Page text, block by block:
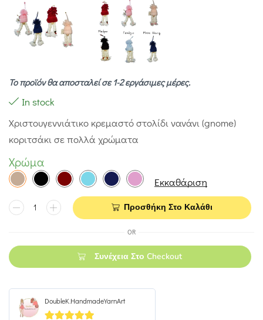
Το προϊόν θα αποσταλεί σε 1-2 εργάσιμες μέρες.
In stock
Χριστουγεννιάτικο κρεμαστό στολίδι νανάνι (gnome)
κοριτσάκι σε πολλά χρώματα
Χρώμα
Εκκαθάριση
Προσθήκη Στο Καλάθι
OR
Συνέχεια Στο Checkout
DoubleK.HandmadeYarnArt